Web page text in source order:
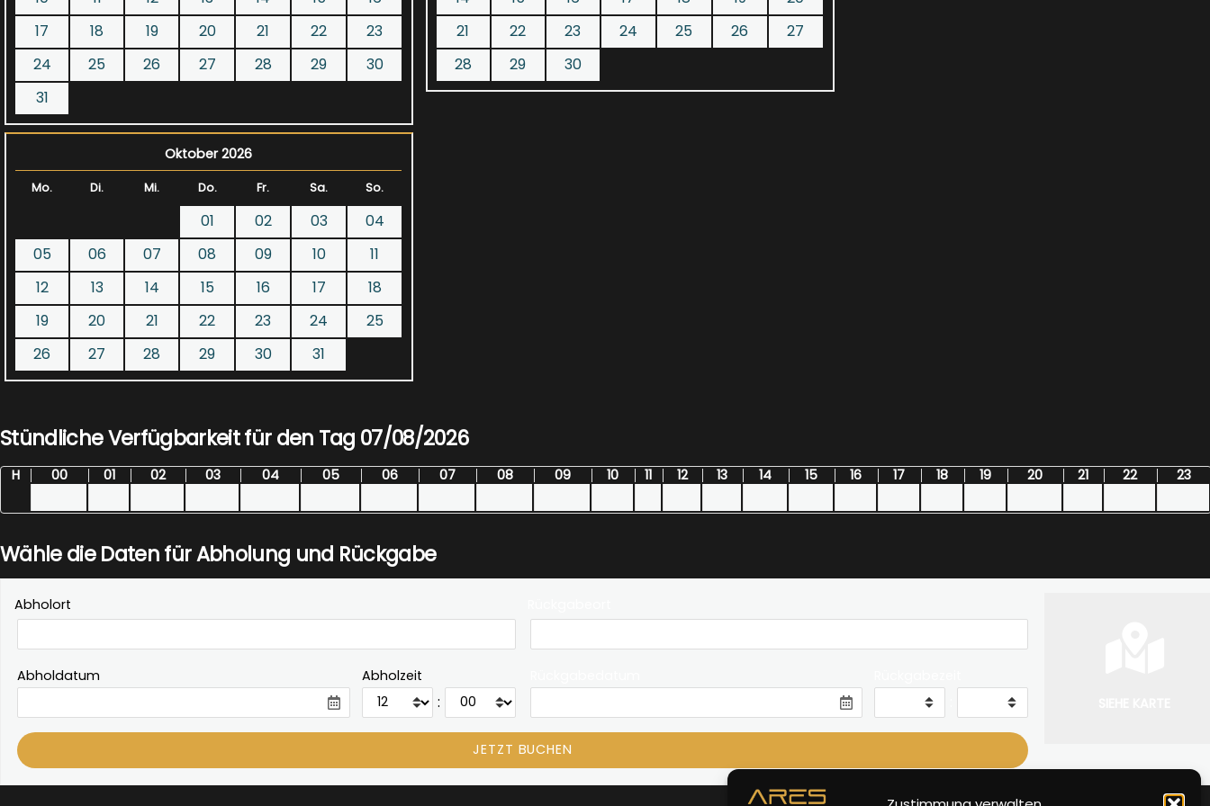
17
18 19 20 21 22
23
24
25 26 27 28 29
30
31
21
22 23 24 25 26
27
28
29 30
Oktober 2026
Mo. Di. Mi. Do. Fr. Sa. So.
01 02 03
04
05
06 07 08 09 10
11
12
13 14 15 16 17
18
19
20 21 22 23 24
25
26
27 28 29 30 31
Stündliche Verfügbarkeit für den Tag 07/08/2026
H 00 01 02 03 04 05 06 07 08 09 10 11 12 13 14 15 16 17 18 19 20 21 22 23
Wähle die Daten für Abholung und Rückgabe
Abholort
Abholdatum Abholzeit
: